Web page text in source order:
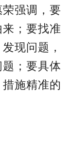
强调，要
；要找准
现问题，
；要具体
施精准的